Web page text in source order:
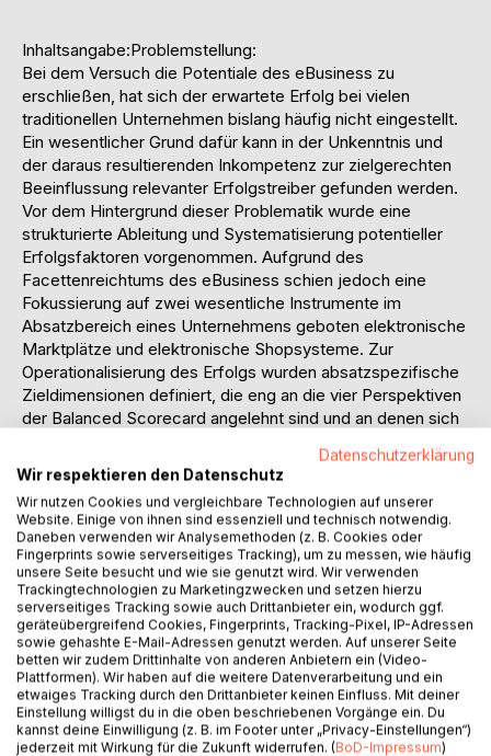
Inhaltsangabe:Problemstellung:
Bei dem Versuch die Potentiale des eBusiness zu
erschließen, hat sich der erwartete Erfolg bei vielen
traditionellen Unternehmen bislang häufig nicht eingestellt.
Ein wesentlicher Grund dafür kann in der Unkenntnis und
der daraus resultierenden Inkompetenz zur zielgerechten
Beeinflussung relevanter Erfolgstreiber gefunden werden.
Vor dem Hintergrund dieser Problematik wurde eine
strukturierte Ableitung und Systematisierung potentieller
Erfolgsfaktoren vorgenommen. Aufgrund des
Facettenreichtums des eBusiness schien jedoch eine
Fokussierung auf zwei wesentliche Instrumente im
Absatzbereich eines Unternehmens geboten elektronische
Marktplätze und elektronische Shopsysteme. Zur
Operationalisierung des Erfolgs wurden absatzspezifische
Zieldimensionen definiert, die eng an die vier Perspektiven
der Balanced Scorecard angelehnt sind und an denen sich
Interdependenz dieser Zieldimensionen konnte eine ähnlich
gelagerte Wechselbeziehung bezüglich der
Erfolgsfaktoren abgeleitet werden.
Im Rahmen der Lern- und Entwicklungsperspektive, der
Perspektive interner Geschäftsprozesse sowie der
Kundenperspektive konnten v.a. qualitative Treiber des
Erfolgs bestimmt werden, die den quantitativ messbaren
Erfolg und somit die Erreichung finanzieller Zieldimensionen
grundlegend beeinflussen können. Insgesamt wurden elf
Hypothesen bezüglich relevanter Erfolgsfaktoren
aufgestellt und argumentativ begründet.
Eine empirische Validierung der theoretisch abgeleiteten
Erfolgsfaktoren wurde im Rahmen dieser Arbeit jedoch
Datenschutzerklärung
Wir respektieren den Datenschutz
Wir nutzen Cookies und vergleichbare Technologien auf unserer
Website. Einige von ihnen sind essenziell und technisch notwendig.
Daneben verwenden wir Analysemethoden (z. B. Cookies oder
Fingerprints sowie serverseitiges Tracking), um zu messen, wie häufig
unsere Seite besucht und wie sie genutzt wird. Wir verwenden
Trackingtechnologien zu Marketingzwecken und setzen hierzu
serverseitiges Tracking sowie auch Drittanbieter ein, wodurch ggf.
geräteübergreifend Cookies, Fingerprints, Tracking-Pixel, IP-Adressen
sowie gehashte E-Mail-Adressen genutzt werden. Auf unserer Seite
betten wir zudem Drittinhalte von anderen Anbietern ein (Video-
Plattformen). Wir haben auf die weitere Datenverarbeitung und ein
etwaiges Tracking durch den Drittanbieter keinen Einfluss. Mit deiner
Einstellung willigst du in die oben beschriebenen Vorgänge ein. Du
kannst deine Einwilligung (z. B. im Footer unter „Privacy-Einstellungen“)
jederzeit mit Wirkung für die Zukunft widerrufen. (BoD-Impressum)